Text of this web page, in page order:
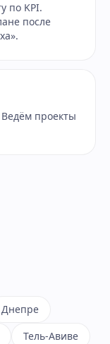
по KPI.
после
Ведём проекты
Днепре
Тель-Авиве